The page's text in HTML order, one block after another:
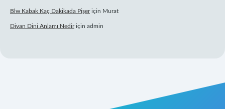
Blw Kabak Kaç Dakikada Pişeriçin Murat
Divan Dini Anlamı Nediriçin admin